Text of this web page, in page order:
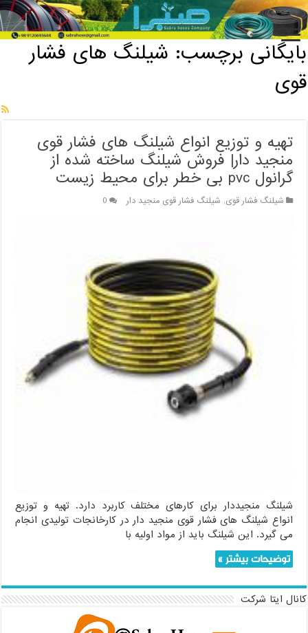
خانه / بایگانی برچسب: شیلنگ های فشار قوی
بایگانی برچسب: شیلنگ های فشار
قوی
تهیه و توزیع انواع شیلنگ های فشار قوی
منجید دار| فروش شیلنگ ساخته شده از
گرانول pvc بی خطر برای محیط زیست
شیلنگ فشار قوی, شیلنگ فشار قوی منجید دار 0
شیلنگ منجیددار برای کارهای مختلف کاربرد دارد. تهیه و توزیع
انواع شیلنگ های فشار قوی منجید دار در کارخانجات تولیدی انجام
می گیرد. این شیلنگ باید از مواد اولیه با
توضیحات بیشتر »
کانال ایتا شرکت